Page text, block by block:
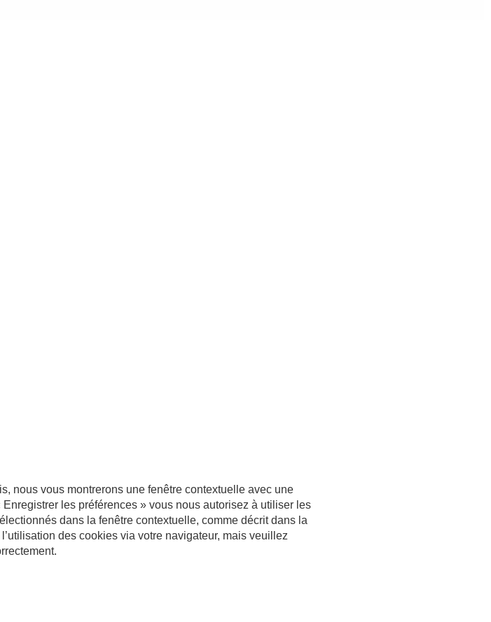
nous vous montrerons une fenêtre contextuelle avec une
les préférences » vous nous autorisez à utiliser les
dans la fenêtre contextuelle, comme décrit dans la
des cookies via votre navigateur, mais veuillez